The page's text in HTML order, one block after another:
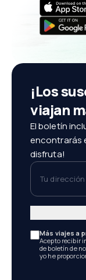
¡Los
viajan
El boletín
encontrarás
disfruta!
Tu dirección
Más viajes a
Acepto recibir
de boletín de
yo he